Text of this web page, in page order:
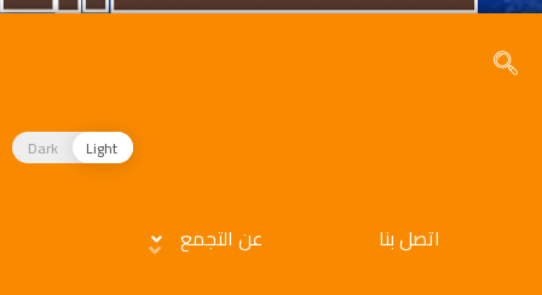
Light
Dark
اتصل بنا عن التجمع